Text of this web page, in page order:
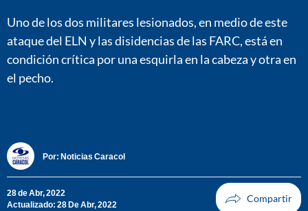
Uno de los dos militares lesionados, en medio de este
ataque del ELN y las disidencias de las FARC, está en
condición crítica por una esquirla en la cabeza y otra en
el pecho.
Por: Noticias Caracol
28 de Abr, 2022
Actualizado: 28 De Abr, 2022